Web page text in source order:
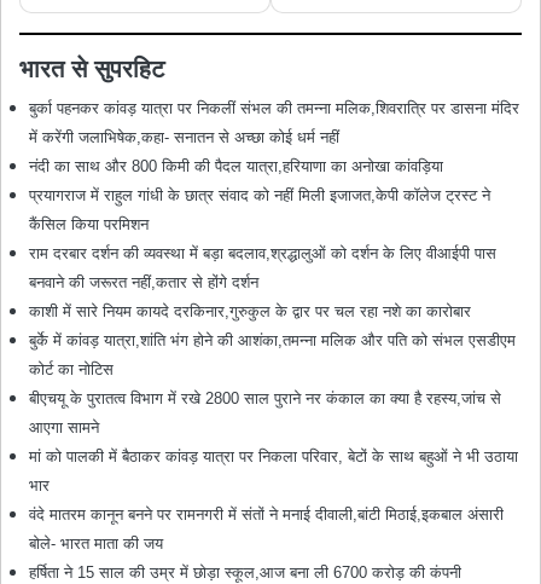
भारत से सुपरहिट
बुर्का पहनकर कांवड़ यात्रा पर निकलीं संभल की तमन्ना मलिक,शिवरात्रि पर डासना मंदिर
में करेंगी जलाभिषेक,कहा- सनातन से अच्छा कोई धर्म नहीं
नंदी का साथ और 800 किमी की पैदल यात्रा,हरियाणा का अनोखा कांवड़िया
प्रयागराज में राहुल गांधी के छात्र संवाद को नहीं मिली इजाजत,केपी कॉलेज ट्रस्ट ने
कैंसिल किया परमिशन
राम दरबार दर्शन की व्यवस्था में बड़ा बदलाव,श्रद्धालुओं को दर्शन के लिए वीआईपी पास
बनवाने की जरूरत नहीं,कतार से होंगे दर्शन
काशी में सारे नियम कायदे दरकिनार,गुरुकुल के द्वार पर चल रहा नशे का कारोबार
बुर्के में कांवड़ यात्रा,शांति भंग होने की आशंका,तमन्ना मलिक और पति को संभल एसडीएम
कोर्ट का नोटिस
बीएचयू के पुरातत्व विभाग में रखे 2800 साल पुराने नर कंकाल का क्या है रहस्य,जांच से
आएगा सामने
मां को पालकी में बैठाकर कांवड़ यात्रा पर निकला परिवार, बेटों के साथ बहुओं ने भी उठाया
भार
वंदे मातरम कानून बनने पर रामनगरी में संतों ने मनाई दीवाली,बांटी मिठाई,इकबाल अंसारी
बोले- भारत माता की जय
हर्षिता ने 15 साल की उम्र में छोड़ा स्कूल,आज बना ली 6700 करोड़ की कंपनी